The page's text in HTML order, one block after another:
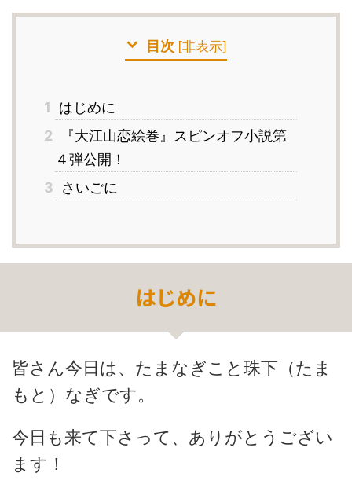
目次 [非表示]
1
はじめに
2
『大江山恋絵巻』スピンオフ小説第
４弾公開！
3
さいごに
はじめに
皆さん今日は、たまなぎこと珠下（たま
もと）なぎです。
今日も来て下さって、ありがとうござい
ます！